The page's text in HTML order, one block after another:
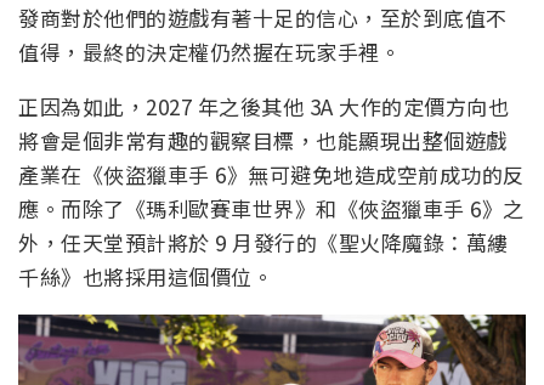
發商對於他們的遊戲有著十足的信心，至於到底值不
值得，最終的決定權仍然握在玩家手裡。
正因為如此，2027 年之後其他 3A 大作的定價方向也
將會是個非常有趣的觀察目標，也能顯現出整個遊戲
產業在《俠盜獵車手 6》無可避免地造成空前成功的反
應。而除了《瑪利歐賽車世界》和《俠盜獵車手 6》之
外，任天堂預計將於 9 月發行的《聖火降魔錄：萬縷
千絲》也將採用這個價位。